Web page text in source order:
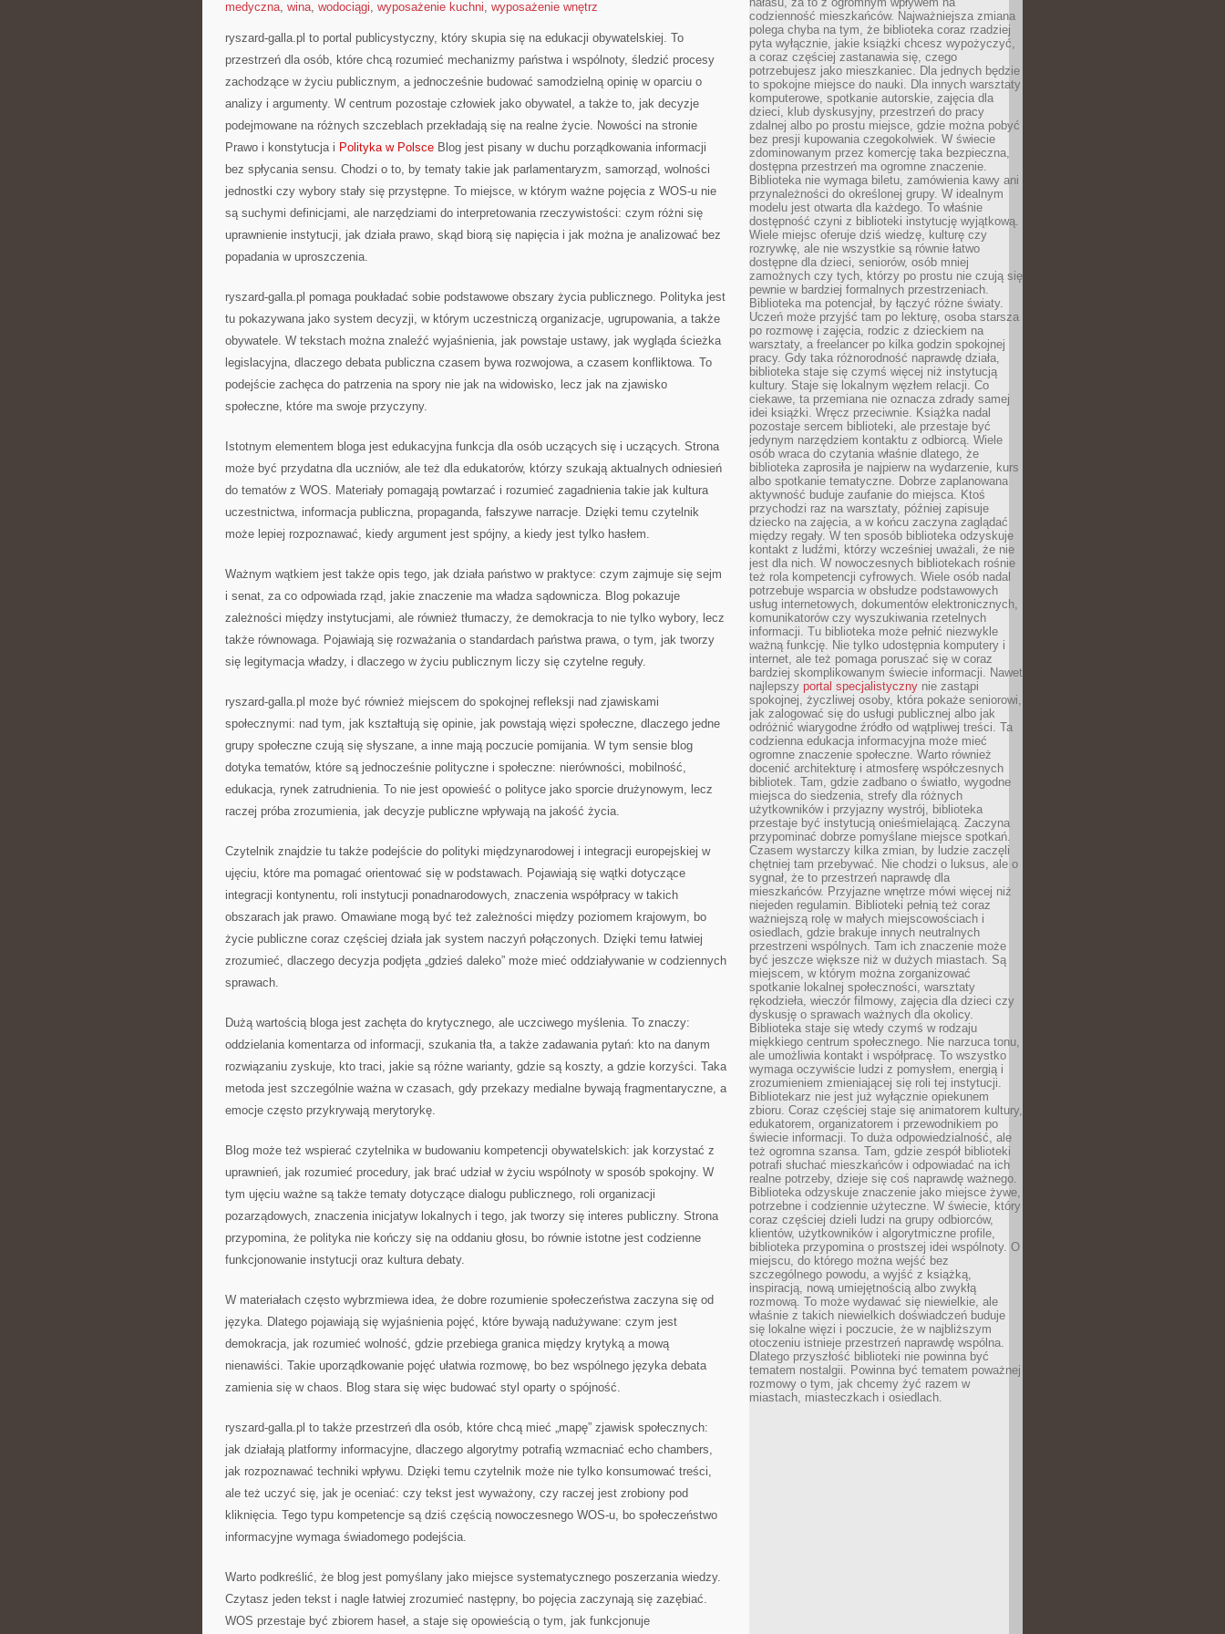
medyczna, wina, wodociągi, wyposażenie kuchni, wyposażenie wnętrz
ryszard-galla.pl to portal publicystyczny, który skupia się na edukacji obywatelskiej. To
przestrzeń dla osób, które chcą rozumieć mechanizmy państwa i wspólnoty, śledzić procesy
zachodzące w życiu publicznym, a jednocześnie budować samodzielną opinię w oparciu o
analizy i argumenty. W centrum pozostaje człowiek jako obywatel, a także to, jak decyzje
podejmowane na różnych szczeblach przekładają się na realne życie. Nowości na stronie
Prawo i konstytucja i Polityka w Polsce Blog jest pisany w duchu porządkowania informacji
bez spłycania sensu. Chodzi o to, by tematy takie jak parlamentaryzm, samorząd, wolności
jednostki czy wybory stały się przystępne. To miejsce, w którym ważne pojęcia z WOS-u nie
są suchymi definicjami, ale narzędziami do interpretowania rzeczywistości: czym różni się
uprawnienie instytucji, jak działa prawo, skąd biorą się napięcia i jak można je analizować bez
popadania w uproszczenia.
ryszard-galla.pl pomaga poukładać sobie podstawowe obszary życia publicznego. Polityka jest
tu pokazywana jako system decyzji, w którym uczestniczą organizacje, ugrupowania, a także
obywatele. W tekstach można znaleźć wyjaśnienia, jak powstaje ustawy, jak wygląda ścieżka
legislacyjna, dlaczego debata publiczna czasem bywa rozwojowa, a czasem konfliktowa. To
podejście zachęca do patrzenia na spory nie jak na widowisko, lecz jak na zjawisko
społeczne, które ma swoje przyczyny.
Istotnym elementem bloga jest edukacyjna funkcja dla osób uczących się i uczących. Strona
może być przydatna dla uczniów, ale też dla edukatorów, którzy szukają aktualnych odniesień
do tematów z WOS. Materiały pomagają powtarzać i rozumieć zagadnienia takie jak kultura
uczestnictwa, informacja publiczna, propaganda, fałszywe narracje. Dzięki temu czytelnik
może lepiej rozpoznawać, kiedy argument jest spójny, a kiedy jest tylko hasłem.
Ważnym wątkiem jest także opis tego, jak działa państwo w praktyce: czym zajmuje się sejm
i senat, za co odpowiada rząd, jakie znaczenie ma władza sądownicza. Blog pokazuje
zależności między instytucjami, ale również tłumaczy, że demokracja to nie tylko wybory, lecz
także równowaga. Pojawiają się rozważania o standardach państwa prawa, o tym, jak tworzy
się legitymacja władzy, i dlaczego w życiu publicznym liczy się czytelne reguły.
ryszard-galla.pl może być również miejscem do spokojnej refleksji nad zjawiskami
społecznymi: nad tym, jak kształtują się opinie, jak powstają więzi społeczne, dlaczego jedne
grupy społeczne czują się słyszane, a inne mają poczucie pomijania. W tym sensie blog
dotyka tematów, które są jednocześnie polityczne i społeczne: nierówności, mobilność,
edukacja, rynek zatrudnienia. To nie jest opowieść o polityce jako sporcie drużynowym, lecz
raczej próba zrozumienia, jak decyzje publiczne wpływają na jakość życia.
Czytelnik znajdzie tu także podejście do polityki międzynarodowej i integracji europejskiej w
ujęciu, które ma pomagać orientować się w podstawach. Pojawiają się wątki dotyczące
integracji kontynentu, roli instytucji ponadnarodowych, znaczenia współpracy w takich
obszarach jak prawo. Omawiane mogą być też zależności między poziomem krajowym, bo
życie publiczne coraz częściej działa jak system naczyń połączonych. Dzięki temu łatwiej
zrozumieć, dlaczego decyzja podjęta „gdzieś daleko” może mieć oddziaływanie w codziennych
sprawach.
Dużą wartością bloga jest zachęta do krytycznego, ale uczciwego myślenia. To znaczy:
oddzielania komentarza od informacji, szukania tła, a także zadawania pytań: kto na danym
rozwiązaniu zyskuje, kto traci, jakie są różne warianty, gdzie są koszty, a gdzie korzyści. Taka
metoda jest szczególnie ważna w czasach, gdy przekazy medialne bywają fragmentaryczne, a
emocje często przykrywają merytorykę.
Blog może też wspierać czytelnika w budowaniu kompetencji obywatelskich: jak korzystać z
uprawnień, jak rozumieć procedury, jak brać udział w życiu wspólnoty w sposób spokojny. W
tym ujęciu ważne są także tematy dotyczące dialogu publicznego, roli organizacji
pozarządowych, znaczenia inicjatyw lokalnych i tego, jak tworzy się interes publiczny. Strona
przypomina, że polityka nie kończy się na oddaniu głosu, bo równie istotne jest codzienne
funkcjonowanie instytucji oraz kultura debaty.
W materiałach często wybrzmiewa idea, że dobre rozumienie społeczeństwa zaczyna się od
języka. Dlatego pojawiają się wyjaśnienia pojęć, które bywają nadużywane: czym jest
demokracja, jak rozumieć wolność, gdzie przebiega granica między krytyką a mową
nienawiści. Takie uporządkowanie pojęć ułatwia rozmowę, bo bez wspólnego języka debata
zamienia się w chaos. Blog stara się więc budować styl oparty o spójność.
ryszard-galla.pl to także przestrzeń dla osób, które chcą mieć „mapę” zjawisk społecznych:
jak działają platformy informacyjne, dlaczego algorytmy potrafią wzmacniać echo chambers,
jak rozpoznawać techniki wpływu. Dzięki temu czytelnik może nie tylko konsumować treści,
ale też uczyć się, jak je oceniać: czy tekst jest wyważony, czy raczej jest zrobiony pod
kliknięcia. Tego typu kompetencje są dziś częścią nowoczesnego WOS-u, bo społeczeństwo
informacyjne wymaga świadomego podejścia.
Warto podkreślić, że blog jest pomyślany jako miejsce systematycznego poszerzania wiedzy.
Czytasz jeden tekst i nagle łatwiej zrozumieć następny, bo pojęcia zaczynają się zazębiać.
WOS przestaje być zbiorem haseł, a staje się opowieścią o tym, jak funkcjonuje
codzienność mieszkańców. Najważniejsza zmiana
polega chyba na tym, że biblioteka coraz rzadziej
pyta wyłącznie, jakie książki chcesz wypożyczyć,
a coraz częściej zastanawia się, czego
potrzebujesz jako mieszkaniec. Dla jednych będzie
to spokojne miejsce do nauki. Dla innych warsztaty
komputerowe, spotkanie autorskie, zajęcia dla
dzieci, klub dyskusyjny, przestrzeń do pracy
zdalnej albo po prostu miejsce, gdzie można pobyć
bez presji kupowania czegokolwiek. W świecie
zdominowanym przez komercję taka bezpieczna,
dostępna przestrzeń ma ogromne znaczenie.
Biblioteka nie wymaga biletu, zamówienia kawy ani
przynależności do określonej grupy. W idealnym
modelu jest otwarta dla każdego. To właśnie
dostępność czyni z biblioteki instytucję wyjątkową.
Wiele miejsc oferuje dziś wiedzę, kulturę czy
rozrywkę, ale nie wszystkie są równie łatwo
dostępne dla dzieci, seniorów, osób mniej
zamożnych czy tych, którzy po prostu nie czują się
pewnie w bardziej formalnych przestrzeniach.
Biblioteka ma potencjał, by łączyć różne światy.
Uczeń może przyjść tam po lekturę, osoba starsza
po rozmowę i zajęcia, rodzic z dzieckiem na
warsztaty, a freelancer po kilka godzin spokojnej
pracy. Gdy taka różnorodność naprawdę działa,
biblioteka staje się czymś więcej niż instytucją
kultury. Staje się lokalnym węzłem relacji. Co
ciekawe, ta przemiana nie oznacza zdrady samej
idei książki. Wręcz przeciwnie. Książka nadal
pozostaje sercem biblioteki, ale przestaje być
jedynym narzędziem kontaktu z odbiorcą. Wiele
osób wraca do czytania właśnie dlatego, że
biblioteka zaprosiła je najpierw na wydarzenie, kurs
albo spotkanie tematyczne. Dobrze zaplanowana
aktywność buduje zaufanie do miejsca. Ktoś
przychodzi raz na warsztaty, później zapisuje
dziecko na zajęcia, a w końcu zaczyna zaglądać
między regały. W ten sposób biblioteka odzyskuje
kontakt z ludźmi, którzy wcześniej uważali, że nie
jest dla nich. W nowoczesnych bibliotekach rośnie
też rola kompetencji cyfrowych. Wiele osób nadal
potrzebuje wsparcia w obsłudze podstawowych
usług internetowych, dokumentów elektronicznych,
komunikatorów czy wyszukiwania rzetelnych
informacji. Tu biblioteka może pełnić niezwykle
ważną funkcję. Nie tylko udostępnia komputery i
internet, ale też pomaga poruszać się w coraz
bardziej skomplikowanym świecie informacji. Nawet
najlepszy portal specjalistyczny nie zastąpi
spokojnej, życzliwej osoby, która pokaże seniorowi,
jak zalogować się do usługi publicznej albo jak
odróżnić wiarygodne źródło od wątpliwej treści. Ta
codzienna edukacja informacyjna może mieć
ogromne znaczenie społeczne. Warto również
docenić architekturę i atmosferę współczesnych
bibliotek. Tam, gdzie zadbano o światło, wygodne
miejsca do siedzenia, strefy dla różnych
użytkowników i przyjazny wystrój, biblioteka
przestaje być instytucją onieśmielającą. Zaczyna
przypominać dobrze pomyślane miejsce spotkań.
Czasem wystarczy kilka zmian, by ludzie zaczęli
chętniej tam przebywać. Nie chodzi o luksus, ale o
sygnał, że to przestrzeń naprawdę dla
mieszkańców. Przyjazne wnętrze mówi więcej niż
niejeden regulamin. Biblioteki pełnią też coraz
ważniejszą rolę w małych miejscowościach i
osiedlach, gdzie brakuje innych neutralnych
przestrzeni wspólnych. Tam ich znaczenie może
być jeszcze większe niż w dużych miastach. Są
miejscem, w którym można zorganizować
spotkanie lokalnej społeczności, warsztaty
rękodzieła, wieczór filmowy, zajęcia dla dzieci czy
dyskusję o sprawach ważnych dla okolicy.
Biblioteka staje się wtedy czymś w rodzaju
miękkiego centrum społecznego. Nie narzuca tonu,
ale umożliwia kontakt i współpracę. To wszystko
wymaga oczywiście ludzi z pomysłem, energią i
zrozumieniem zmieniającej się roli tej instytucji.
Bibliotekarz nie jest już wyłącznie opiekunem
zbioru. Coraz częściej staje się animatorem kultury,
edukatorem, organizatorem i przewodnikiem po
świecie informacji. To duża odpowiedzialność, ale
też ogromna szansa. Tam, gdzie zespół biblioteki
potrafi słuchać mieszkańców i odpowiadać na ich
realne potrzeby, dzieje się coś naprawdę ważnego.
Biblioteka odzyskuje znaczenie jako miejsce żywe,
potrzebne i codziennie użyteczne. W świecie, który
coraz częściej dzieli ludzi na grupy odbiorców,
klientów, użytkowników i algorytmiczne profile,
biblioteka przypomina o prostszej idei wspólnoty. O
miejscu, do którego można wejść bez
szczególnego powodu, a wyjść z książką,
inspiracją, nową umiejętnością albo zwykłą
rozmową. To może wydawać się niewielkie, ale
właśnie z takich niewielkich doświadczeń buduje
się lokalne więzi i poczucie, że w najbliższym
otoczeniu istnieje przestrzeń naprawdę wspólna.
Dlatego przyszłość biblioteki nie powinna być
tematem nostalgii. Powinna być tematem poważnej
rozmowy o tym, jak chcemy żyć razem w
miastach, miasteczkach i osiedlach.